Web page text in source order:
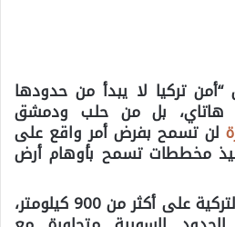
تركيا لا يبدأ من حدودها
هاتاي، بل من حلب ودمشق
لن تسمح بفرض أمر واقع على
مخططات تسمح بأوهام أرض
وتمتد الحدود السورية التركية على أكثر من 900 كيلومتر،